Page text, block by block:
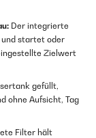
Der integrierte
startet oder
Zielwert
gefüllt,
ohne Aufsicht, Tag
Filter hält